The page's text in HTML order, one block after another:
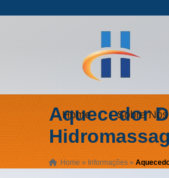
Home Sobre Nós
Aquecedor
Home » Informações »